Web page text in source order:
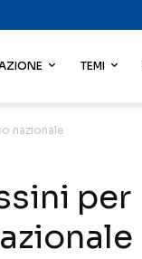
TEMI
nazionale
per